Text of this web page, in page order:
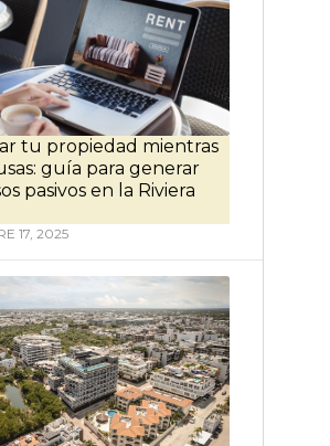
tu propiedad mientras
guía para generar
pasivos en la Riviera
17, 2025